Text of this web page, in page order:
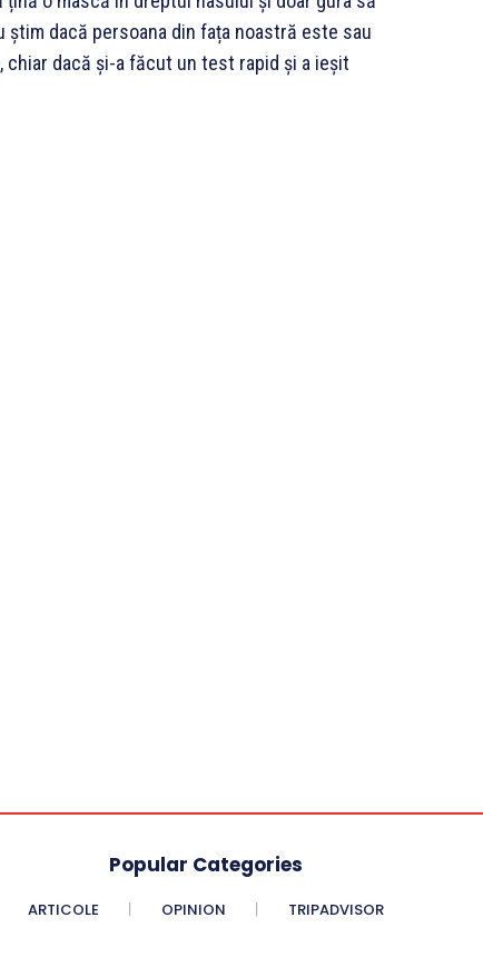
dacă persoana din fața noastră este sau
dacă și-a făcut un test rapid și a ieșit
Popular Categories
ARTICOLE OPINION TRIPADVISOR